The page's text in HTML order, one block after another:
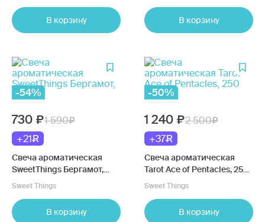
В корзину В корзину
-54%
730
1 590
+21
Свеча ароматическая
SweetThings Бергамот,
200мл
Sweet Things
В корзину
-50%
1 240
2 500
+37
Свеча ароматическая
Tarot Ace of Pentacles, 250
мл
Sweet Things
В корзину